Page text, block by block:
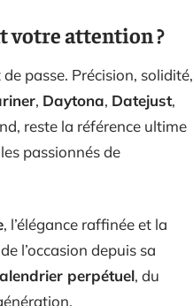
votre attention ?
passe. Précision, solidité,
, Daytona, Datejust,
reste la référence ultime
passionnés de
, l’élégance raffinée et la
l’occasion depuis sa
perpétuel, du